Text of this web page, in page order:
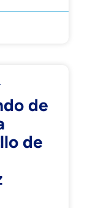
de
de